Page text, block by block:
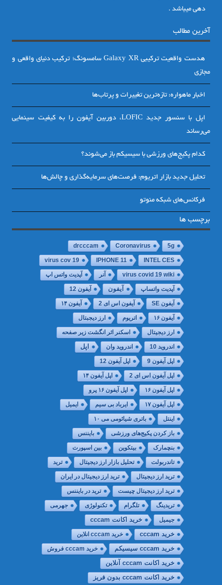
دهی میباشد .
آخرین مطالب
هدست واقعیت ترکیبی Galaxy XR سامسونگ؛ ترکیب دنیای واقعی و
مجازی
اخبار ماهواره: تازه‌ترین تغییرات و پرتاب‌ها
اپل با سنسور جدید LOFIC، دوربین آیفون را به کیفیت سینمایی
می‌رساند
کدام پکیج‌های ورزشی با سیسیکم باز می‌شوند؟
تحلیل جدید بازار اتریوم: فرصت‌های سرمایه‌گذاری و چالش‌ها
فرکانس‌های شبکه منوتو
برچسب ها
5g
Coronavirus
drcccam
INTEL CES
IPHONE 11
virus cov 19
virus covid 19 wiki آنر آپدیت واتس اپ
آپدیت واتساپ آیفون آیفون 12
آیفون SE آیفون اس ای 2 آیفون ۱۴
آیفون ۱۶ اتریوم ارز دیجبتال
ارز دیجیتال اسکنر اثر انگشت زیر صفحه
اندروید 10 اندروید وان اپل
اپل آیفون 9 اپل آیفون 12
اپل آیفون اس ای 2 اپل آیفون ۱۴
اپل آیفون ۱۶ اپل آیفون ۱۶ پرو
اپل آیفون ۱۷ ایرباد بی سیم ایمیل
اینتل باتری شیائومی می ۱۰
باز کردن پکیج‌های ورزشی بایننس
بنچمارک بیتکوین بین اسپورت
تاندربولت تحلیل بازار ارز دیجیتال ترید
ترید ارز دیجیتال ترید ارز دیجیتال در ایران
ترید ارز دیجیتال چیست ترید در بایننس
تریدینگ تلگرام تکنولوژی جهرمی
جیمیل خريد اكانت cccam
خرید cccam خرید cccam انلاین
خرید cccam سیسیکم خرید cccam فروش
خرید اکانت cccam آنلاین
خرید اکانت cccam بدون فریز